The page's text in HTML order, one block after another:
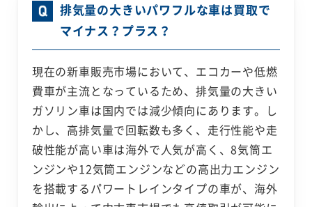
排気量の大きいパワフルな車は買取で
マイナス？プラス？
現在の新車販売市場において、エコカーや低燃
費車が主流となっているため、排気量の大きい
ガソリン車は国内では減少傾向にあります。し
かし、高排気量で回転数も多く、走行性能や走
破性能が高い車は海外で人気が高く、8気筒エ
ンジンや12気筒エンジンなどの高出力エンジン
を搭載するパワートレインタイプの車が、海外